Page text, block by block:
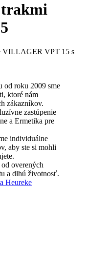
trakmi
VILLAGER VPT 15 s
od roku 2009 sme
ktoré nám
zákazníkov.
zastúpenie
a Ermetika pre
individuálne
aby ste si mohli
overených
a dlhú životnosť.
Heureke